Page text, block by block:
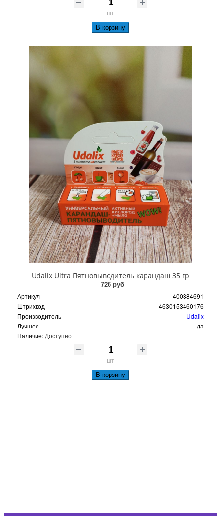
шт
В корзину
Udalix Ultra Пятновыводитель карандаш 35 гр
726 руб
Артикул
400384691
Штрихкод
4630153460176
Производитель
Udalix
Лучшее
да
Наличие: Доступно
шт
В корзину